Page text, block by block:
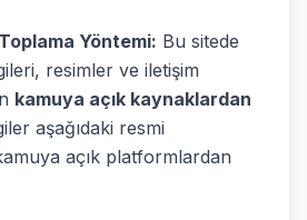
Yöntemi: Bu sitede
resimler ve iletişim
kamuya açık kaynaklardan
aşağıdaki resmi
açık platformlardan